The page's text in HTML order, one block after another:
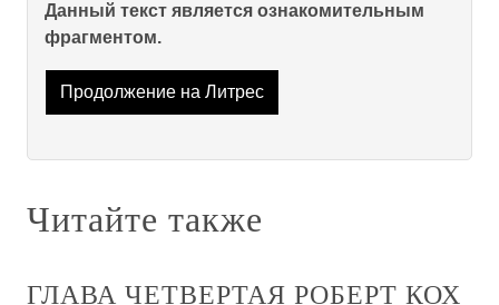
Данный текст является ознакомительным
фрагментом.
Продолжение на Литрес
Читайте также
ГЛАВА ЧЕТВЕРТАЯ РОБЕРТ КОХ